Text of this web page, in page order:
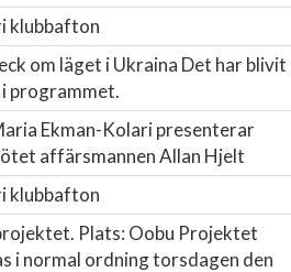
klubbafton
om läget i Ukraina Det har blivit
programmet.
Ekman-Kolari presenterar
affärsmannen Allan Hjelt
klubbafton
Plats: Oobu Projektet
i normal ordning torsdagen den